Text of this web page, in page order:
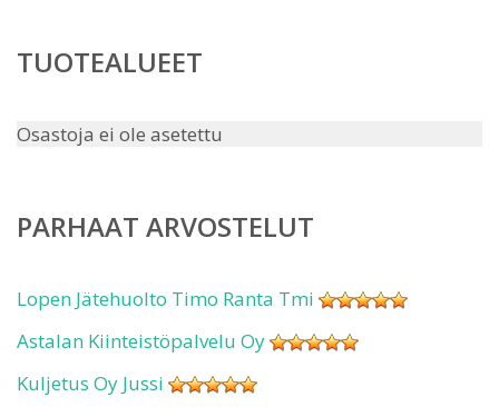
TUOTEALUEET
Osastoja ei ole asetettu
PARHAAT ARVOSTELUT
Lopen Jätehuolto Timo Ranta Tmi
Astalan Kiinteistöpalvelu Oy
Kuljetus Oy Jussi